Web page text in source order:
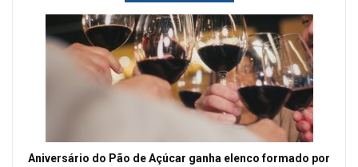
Aniversário do Pão de Açúcar ganha elenco formado por